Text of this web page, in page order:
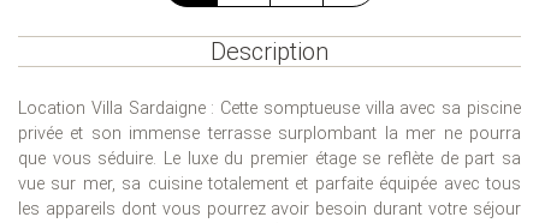
Description
Location Villa Sardaigne : Cette somptueuse villa avec sa piscine
privée et son immense terrasse surplombant la mer ne pourra
que vous séduire. Le luxe du premier étage se reflète de part sa
vue sur mer, sa cuisine totalement et parfaite équipée avec tous
les appareils dont vous pourrez avoir besoin durant votre séjour